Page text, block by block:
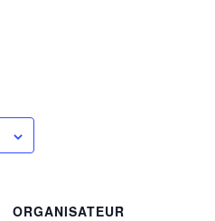
ORGANISATEUR